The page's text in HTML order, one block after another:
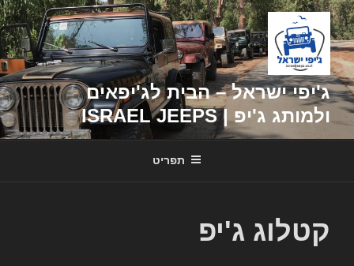
דילוג
לתוכן
ג'יפי ישראל – הבית לג'יפאים
ולמותג ג'יפ | ISRAEL JEEPS
תפריט
קטלוג ג'יפ